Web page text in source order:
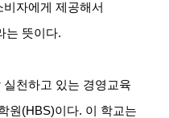
자에게 제공해서
는 뜻이다.
천하고 있는 경영교육
원 (HBS)이다. 이 학교는